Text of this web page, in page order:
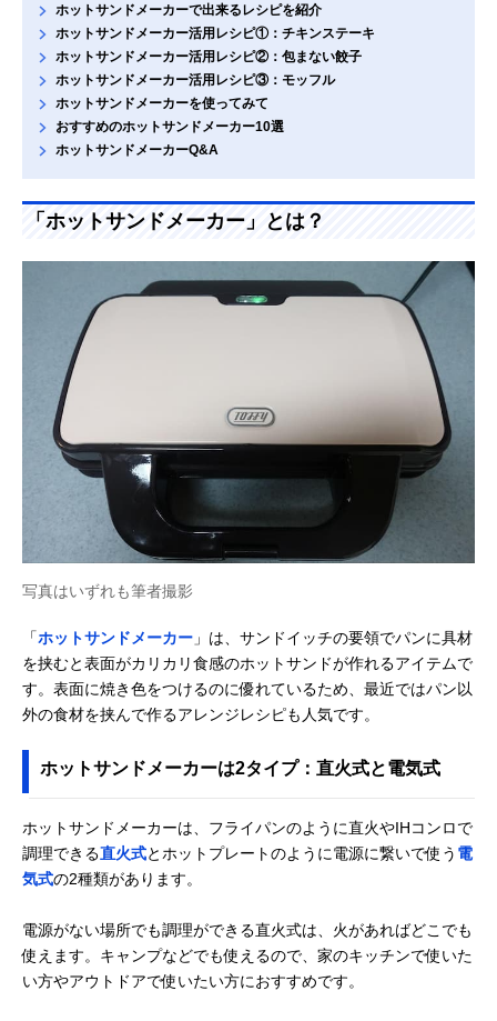
ホットサンドメーカーで出来るレシピを紹介
ホットサンドメーカー活用レシピ①：チキンステーキ
ホットサンドメーカー活用レシピ②：包まない餃子
ホットサンドメーカー活用レシピ③：モッフル
ホットサンドメーカーを使ってみて
おすすめのホットサンドメーカー10選
ホットサンドメーカーQ&A
「ホットサンドメーカー」とは？
写真はいずれも筆者撮影
「ホットサンドメーカー 」は、サンドイッチの要領でパンに具材
を挟むと表面がカリカリ食感のホットサンドが作れるアイテムで
す。表面に焼き色をつけるのに優れているため、最近ではパン以
外の食材を挟んで作るアレンジレシピも人気です。
ホットサンドメーカーは2タイプ：直火式と電気式
ホットサンドメーカーは、フライパンのように直火やIHコンロで
調理できる直火式とホットプレートのように電源に繋いで使う 電
気式の2種類があります。
電源がない場所でも調理ができる直火式は、火があればどこでも
使えます。キャンプなどでも使えるので、家のキッチンで使いた
い方やアウトドアで使いたい方におすすめです。